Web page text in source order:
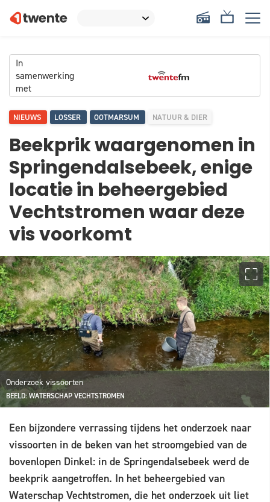
In
samenwerking
met
NIEUWS LOSSER OOTMARSUM NATUUR & DIER
Beekprik waargenomen in
Springendalsebeek, enige
locatie in beheergebied
Vechtstromen waar deze
vis voorkomt
Onderzoek vissoorten
BEELD: WATERSCHAP VECHTSTROMEN
Een bijzondere verrassing tijdens het onderzoek naar
vissoorten in de beken van het stroomgebied van de
bovenlopen Dinkel: in de Springendalsebeek werd de
beekprik aangetroffen. In het beheergebied van
Waterschap Vechtstromen, die het onderzoek uit liet